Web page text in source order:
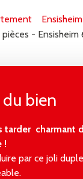
- Ensisheim
bien
tarder charmant
!
par ce joli